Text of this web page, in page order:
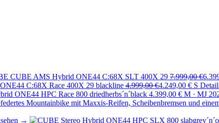
CUBE AMS Hybrid ONE44 C:68X SLT 400X 29 7.999,00 €
C:68X Race 400X 29 blackline 4.999,00 €4.249,00 € S
ONE44 HPC Race 800 driedherbs´n´black 4.399,00 € M · MJ
→